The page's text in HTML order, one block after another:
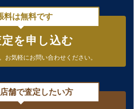
料は無料です
を申し込む
お気軽にお問い合わせください。
舗で査定したい方